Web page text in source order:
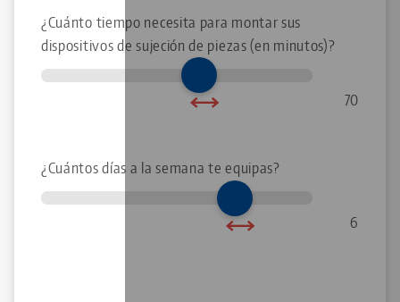
¿Cuánto tiempo necesita para montar sus
dispositivos de sujeción de piezas (en minutos)?
70
¿Cuántos días a la semana te equipas?
6